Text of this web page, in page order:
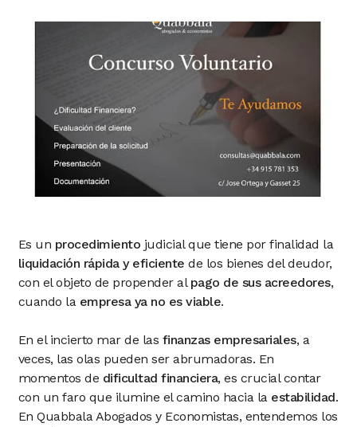
Es un procedimiento judicial que tiene por finalidad la
liquidación rápida y eficiente de los bienes del deudor,
con el objeto de propender al pago de sus acreedores,
cuando la empresa ya no es viable.
En el incierto mar de las finanzas empresariales, a
veces, las olas pueden ser abrumadoras. En
momentos de dificultad financiera, es crucial contar
con un faro que ilumine el camino hacia la estabilidad.
En Quabbala Abogados y Economistas, entendemos los